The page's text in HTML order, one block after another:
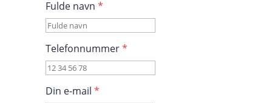
Fulde navn *
Telefonnummer*
Din e-mail *